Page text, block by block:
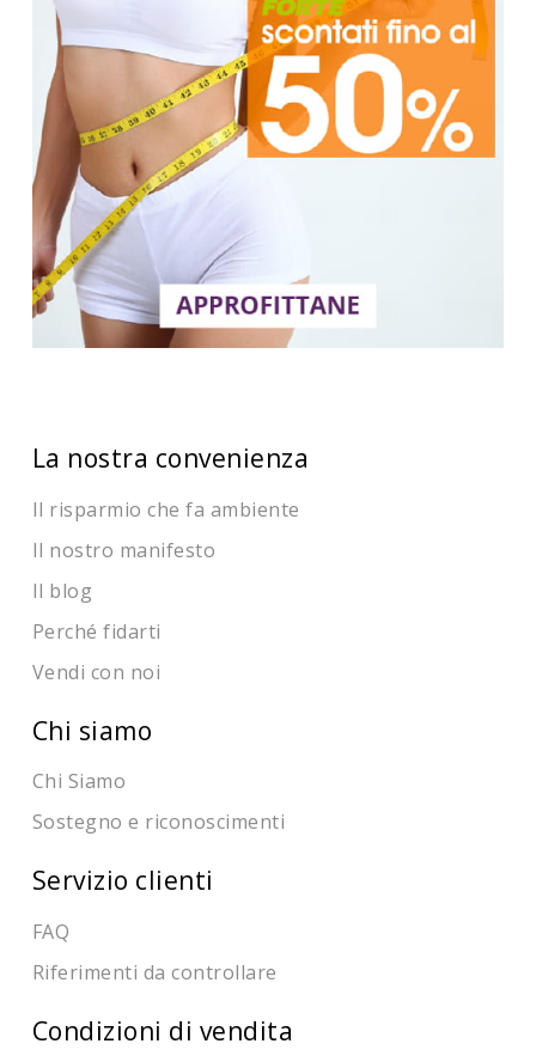
La nostra convenienza
Il risparmio che fa ambiente
Il nostro manifesto
Il blog
Perché fidarti
Vendi con noi
Chi siamo
Chi Siamo
Sostegno e riconoscimenti
Servizio clienti
FAQ
Riferimenti da controllare
Condizioni di vendita